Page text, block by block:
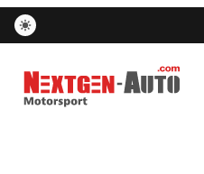
Nextgen-Auto.com